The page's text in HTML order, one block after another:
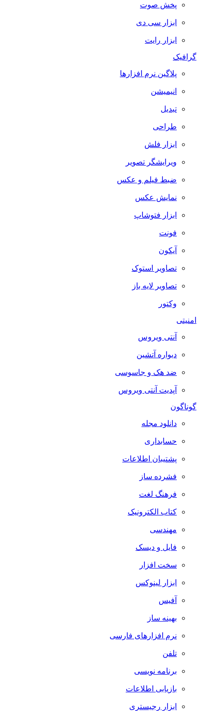
پخش صوت
ابزار سی دی
ابزار رایت
گرافیک
پلاگین نرم افزارها
انیمیشن
تبدیل
طراحی
ابزار فلش
ویرایشگر تصویر
ضبط فيلم و عكس
نمایش عکس
ابزار فتوشاپ
فونت
آیکون
تصاویر استوک
تصاویر لایه باز
وکتور
امنیتی
آنتی ویروس
دیواره آتشین
ضد هک و جاسوسی
آپدیت آنتی ویروس
گوناگون
دانلود مجله
حسابداری
پشتیبان اطلاعات
فشرده ساز
فرهنگ لغت
کتاب الکترونیک
مهندسی
فایل و دیسک
سخت افزار
ابزار لینوکس
آفیس
بهینه ساز
نرم افزارهای فارسی
تلفن
برنامه نویسی
بازیابی اطلاعات
ابزار رجیستری